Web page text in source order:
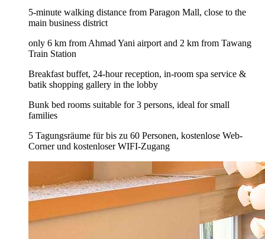
5-minute walking distance from Paragon Mall, close to the
main business district
only 6 km from Ahmad Yani airport and 2 km from Tawang
Train Station
Breakfast buffet, 24-hour reception, in-room spa service &
batik shopping gallery in the lobby
Bunk bed rooms suitable for 3 persons, ideal for small
families
5 Tagungsräume für bis zu 60 Personen, kostenlose Web-
Corner und kostenloser WIFI-Zugang